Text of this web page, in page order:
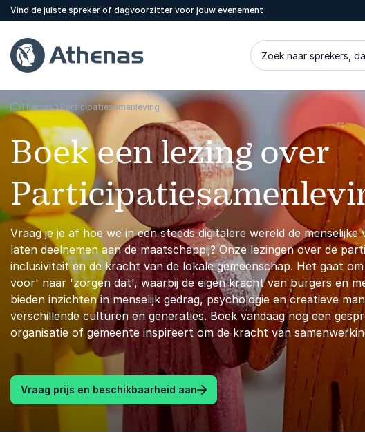
Vind de juiste spreker of dagvoorzitter voor jouw evenement
Zoek naar sprekers,
Terug naar de startpagina
Themas Participatiesamenleving
Boek een lezing over
Vraag je je af hoe we in een steeds digitalere wereld de
laten deelnemen aan de maatschappij? Onze lezingen over de
inclusiviteit en de kracht van de lokale gemeenschap. Het gaat
voor' naar 'zorgen dat', waarbij de eigen kracht van burgers en
bieden inzichten in menselijk gedrag, psychologie en creatieve
verschillende culturen en generaties. Boek vandaag nog een
organisatie of gemeente inspireert om de kracht van
Vraag prijs en beschikbaarheid aan